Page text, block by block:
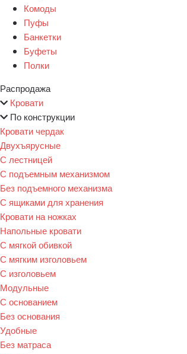
Комоды
Пуфы
Банкетки
Буфеты
Полки
Распродажа
Кровати
По конструкции
Кровати чердак
Двухъярусные
С лестницей
С подъемным механизмом
Без подъемного механизма
С ящиками для хранения
Кровати на ножках
Напольные кровати
С мягкой обивкой
С мягким изголовьем
С изголовьем
Модульные
С основанием
Без основания
Удобные
Без матраса